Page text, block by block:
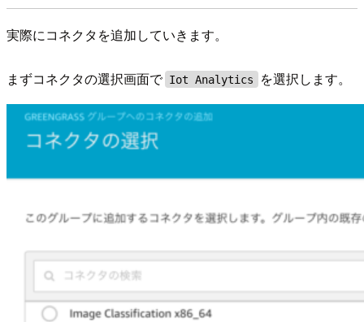
実際にコネクタを追加していきます。
まずコネクタの選択画面で Iot Analytics を選択します。